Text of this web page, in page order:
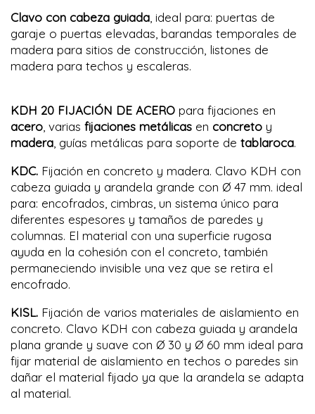
Clavo con cabeza guiada , ideal para: puertas de
garaje o puertas elevadas, barandas temporales de
madera para sitios de construcción, listones de
madera para techos y escaleras.
KDH 20 FIJACIÓN DE ACERO para fijaciones en
acero , varias fijaciones metálicas en concreto y
madera , guías metálicas para soporte de tablaroca.
KDC. Fijación en concreto y madera. Clavo KDH con
cabeza guiada y arandela grande con Ø 47 mm. ideal
para: encofrados, cimbras, un sistema único para
diferentes espesores y tamaños de paredes y
columnas. El material con una superficie rugosa
ayuda en la cohesión con el concreto, también
permaneciendo invisible una vez que se retira el
encofrado.
KISL. Fijación de varios materiales de aislamiento en
concreto. Clavo KDH con cabeza guiada y arandela
plana grande y suave con Ø 30 y Ø 60 mm ideal para
fijar material de aislamiento en techos o paredes sin
dañar el material fijado ya que la arandela se adapta
al material.